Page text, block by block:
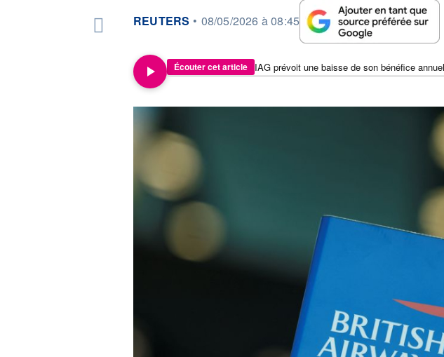
information fournie par
REUTERS • 08/05/2026 à 08:45
Écouter cet article